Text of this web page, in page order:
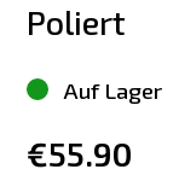
Poliert
Auf Lager
€55.90